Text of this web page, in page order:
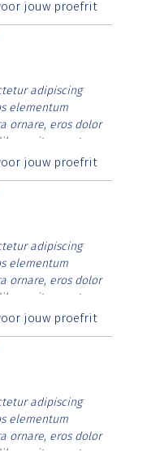
id rutrum lorem
jouw proefrit
adipiscing
elementum
ornare, eros dolor
vitae erat.
id rutrum lorem
jouw proefrit
adipiscing
elementum
ornare, eros dolor
vitae erat.
id rutrum lorem
jouw proefrit
adipiscing
elementum
ornare, eros dolor
vitae erat.